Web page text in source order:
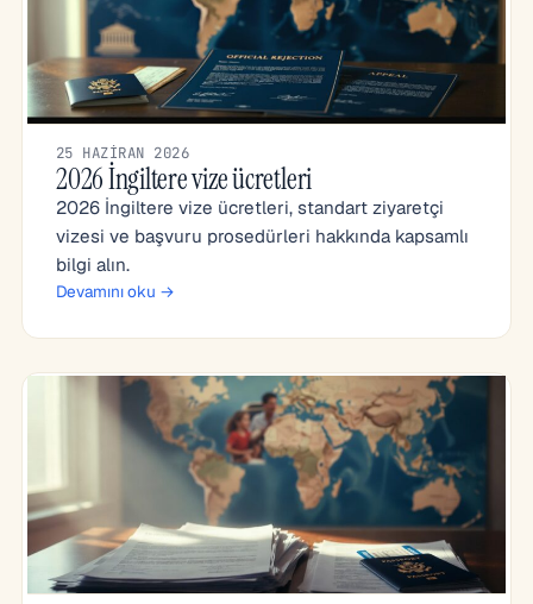
25 HAZIRAN 2026
2026 İngiltere vize ücretleri
2026 İngiltere vize ücretleri, standart ziyaretçi
vizesi ve başvuru prosedürleri hakkında kapsamlı
bilgi alın.
Devamını oku →